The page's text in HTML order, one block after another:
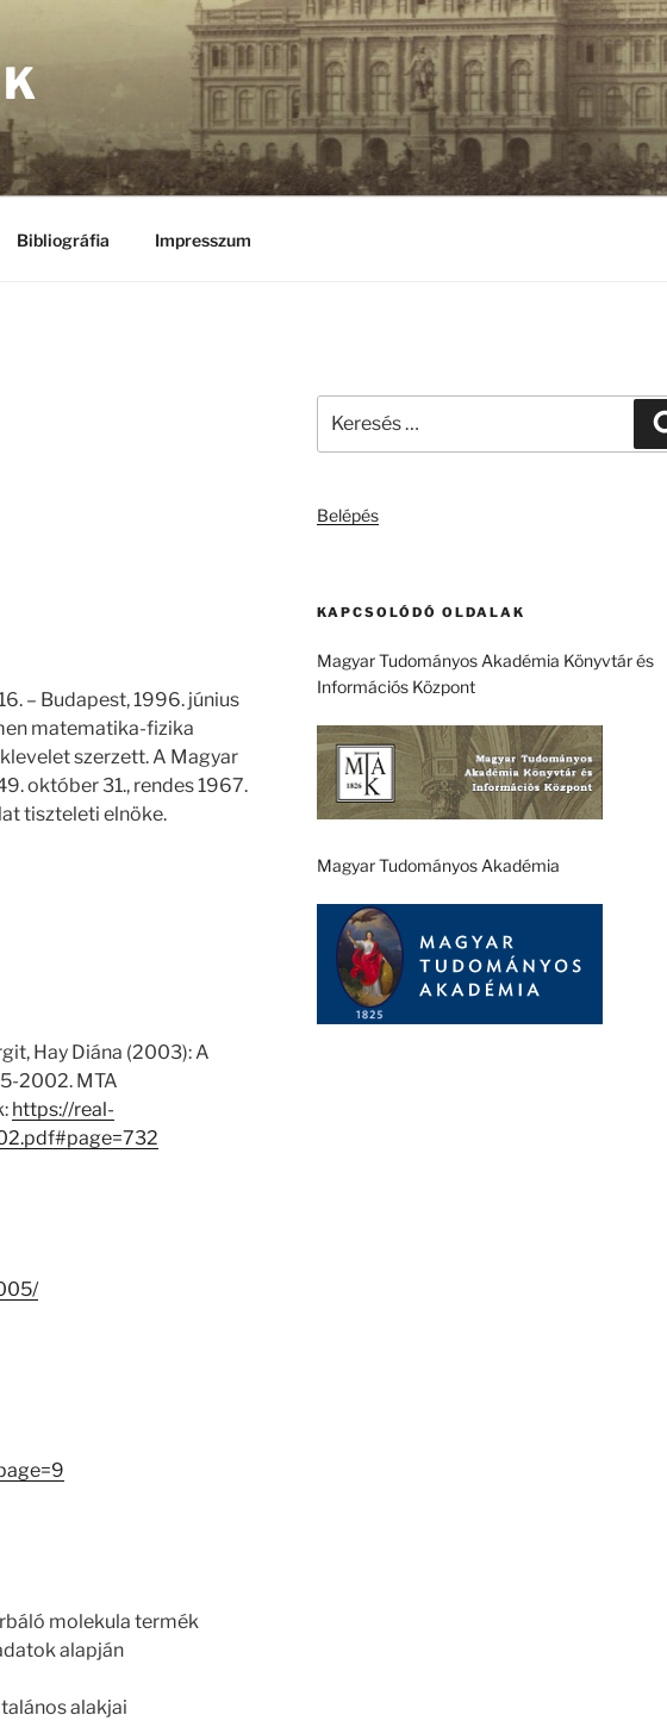
Bibliográfia Impresszum
– Budapest, 1996. június
matematika-fizika
szerzett. A Magyar
október 31., rendes 1967.
tiszteleti elnöke.
Hay Diána (2003): A
2002. MTA
https://real-
molekula termék
alapján
alakjai
következő
Belépés
KAPCSOLÓDÓ OLDALAK
Magyar Tudományos Akadémia Könyvtár és
Információs Központ
Magyar Tudományos Akadémia